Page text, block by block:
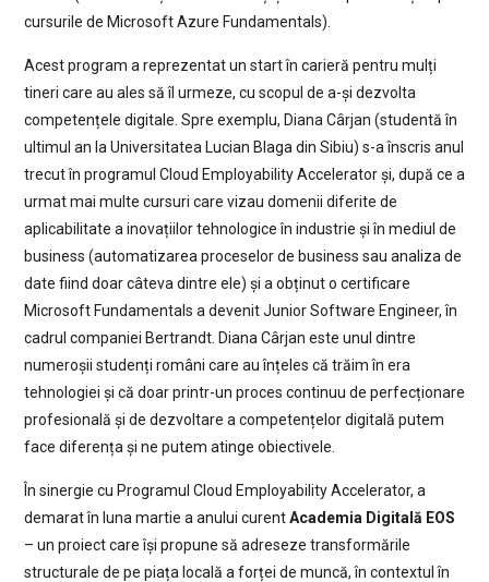
cursurile de Microsoft Azure Fundamentals).
Acest program a reprezentat un start în carieră pentru mulți
tineri care au ales să îl urmeze, cu scopul de a-și dezvolta
competențele digitale. Spre exemplu, Diana Cârjan (studentă în
ultimul an la Universitatea Lucian Blaga din Sibiu) s-a înscris anul
trecut în programul Cloud Employability Accelerator și, după ce a
urmat mai multe cursuri care vizau domenii diferite de
aplicabilitate a inovațiilor tehnologice în industrie și în mediul de
business (automatizarea proceselor de business sau analiza de
date fiind doar câteva dintre ele) și a obținut o certificare
Microsoft Fundamentals a devenit Junior Software Engineer, în
cadrul companiei Bertrandt. Diana Cârjan este unul dintre
numeroșii studenți români care au înțeles că trăim în era
tehnologiei și că doar printr-un proces continuu de perfecționare
profesională și de dezvoltare a competențelor digitală putem
face diferența și ne putem atinge obiectivele.
În sinergie cu Programul Cloud Employability Accelerator, a
demarat în luna martie a anului curentAcademia Digitală EOS
– un proiect care își propune să adreseze transformările
structurale de pe piața locală a forței de muncă, în contextul în